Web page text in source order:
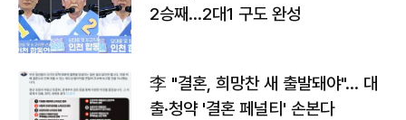
2승째…2대1 구도 완성
李 "결혼, 희망찬 새 출발돼야"… 대
출·청약 '결혼 페널티' 손본다